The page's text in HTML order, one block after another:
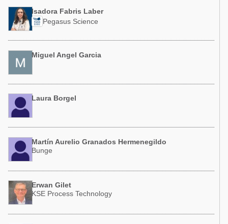
Isadora Fabris Laber
Pegasus Science
Miguel Angel Garcia
Laura Borgel
Martín Aurelio Granados Hermenegildo
Bunge
Erwan Gilet
KSE Process Technology